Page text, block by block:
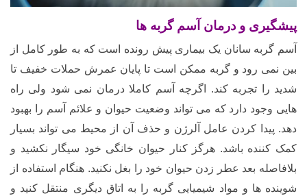
پیشگیری و درمان آسم گربه ها
آسم گربه سانان یک بیماری پیش رونده است که به طور کامل از
بین نمی رود و گربه ممکن است تا پایان عمرش حملات خفیف تا
شدید را تجربه کند. اگرچه آسم کاملا درمان نمی شود ولی راه
هایی وجود دارد که می تواند وضعیت حیوان و علائم آسم را بهبود
دهد. پیدا کردن عامل آلرژن و حذف آن از محیط می تواند بسیار
کمک کننده باشد. هرگز کنار حیوان خانگی خود سیگار نکشید و
بلافاصله بعد عطر زدن حیوان خود را بغل نکنید. هنگام استفاده از
شوینده ها و مواد شیمیایی گربه را به اتاق دیگری منتقل کنید و